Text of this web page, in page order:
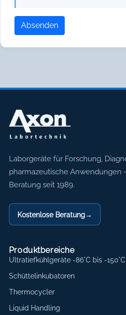
Absenden
Axon Labortechnik
Laborgeräte für Forschung,
pharmazeutische Anwendungen
Beratung seit 1989.
Kostenlose Beratung→
Produktbereiche
Ultratiefkühlgeräte -86°C bis -150°C
Schüttelinkubatoren
Thermocycler
Liquid Handling